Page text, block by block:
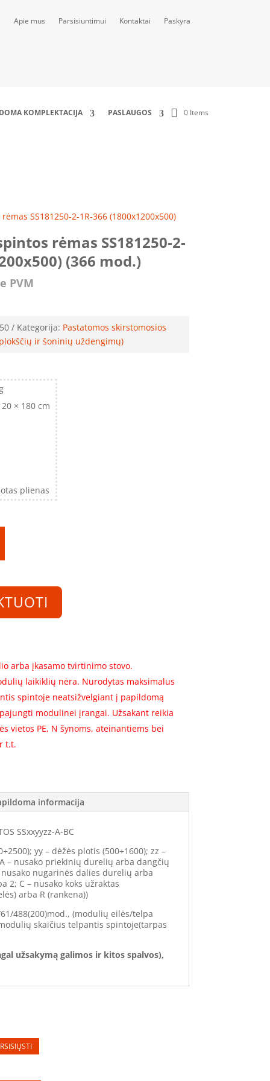
Apie mus Parsisiuntimui Kontaktai Paskyra
KOMPLEKTACIJA PASLAUGOS 0 Items
SS181250-2-1R-366 (1800x1200x500)
rėmas SS181250-2-
(366 mod.)
PVM
Kategorija: Pastatomos skirstomosios
ir šoninių uždengimų)
× 180 cm
plienas
arba įkasamo tvirtinimo stovo.
laikiklių nėra. Nurodytas maksimalus
spintoje neatsižvelgiant į papildomą
modulinei įrangai. Užsakant reikia
vietos PE, N šynoms, ateinantiems bei
t.t.
informacija
SSxxyyzz-A-BC
yy – dėžės plotis (500÷1600); zz –
– nusako priekinių durelių arba dangčių
nugarinės dalies durelių arba
2; C – nusako koks užraktas
arba R (rankena))
488(200)mod., (modulių eilės/telpa
skaičius telpantis spintoje(tarpas
užsakymą galimos ir kitos spalvos),